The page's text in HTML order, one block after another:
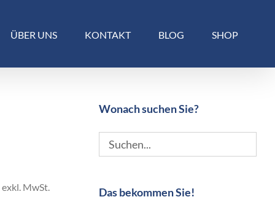
ÜBER UNS KONTAKT BLOG SHOP
exkl. MwSt.
Wonach suchen Sie?
Das bekommen Sie!